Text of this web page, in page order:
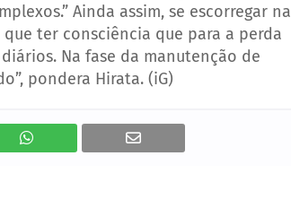
Ainda assim, se escorregar na
ter consciência que para a perda
Na fase da manutenção de
pondera Hirata. (iG)